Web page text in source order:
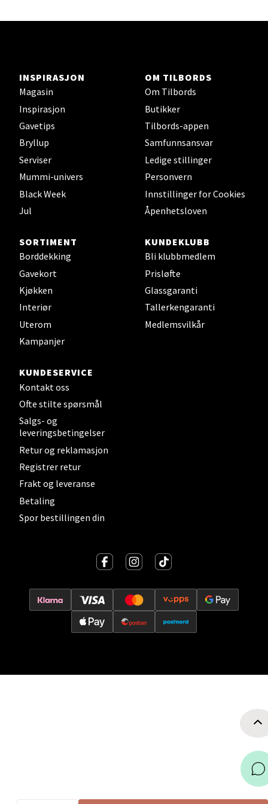
INSPIRASJON
Magasin
Inspirasjon
Gavetips
Bryllup
Serviser
Mummi-univers
Black Week
Jul
OM TILBORDS
Om Tilbords
Butikker
Tilbords-appen
Samfunnsansvar
Ledige stillinger
Personvern
Innstillinger for Cookies
Åpenhetsloven
SORTIMENT
Borddekking
Gavekort
Kjøkken
Interiør
Uterom
Kampanjer
KUNDEKLUBB
Bli klubbmedlem
Prisløfte
Glassgaranti
Tallerkengaranti
Medlemsvilkår
KUNDESERVICE
Kontakt oss
Ofte stilte spørsmål
Salgs- og
leveringsbetingelser
Retur og reklamasjon
Registrer retur
Frakt og leveranse
Betaling
Spor bestillingen din
Thon Senter Orkanger, Orkdalsveien 113, 7300
Orkanger
Åpent i dag 09-20
0 i butikk
Brodtkorbsgate 7, 1338 Sandvika
Åpent i dag 10-21
Bergen - Thon Senter Sartor
Sartorvegen 12, 5353 Straume
Åpent i dag 10-21
0 i butikk
Falkenborgveien 5, 7044 Trondheim
Åpent i dag 09-21
0 i butikk